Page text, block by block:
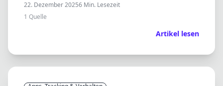
22. Dezember 20256 Min. Lesezeit
1 Quelle
Artikel lesen